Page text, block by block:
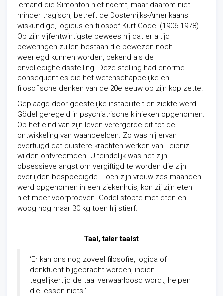
Iemand die Simonton niet noemt, maar daarom niet
minder tragisch, betreft de Oostenrijks-Amerikaans
wiskundige, logicus en filosoof Kurt Gödel (1906-1978).
Op zijn vijfentwintigste bewees hij dat er altijd
beweringen zullen bestaan die bewezen noch
weerlegd kunnen worden, bekend als de
onvolledigheidsstelling. Deze stelling had enorme
consequenties die het wetenschappelijke en
filosofische denken van de 20e eeuw op zijn kop zette.
Geplaagd door geestelijke instabiliteit en ziekte werd
Gödel geregeld in psychiatrische klinieken opgenomen.
Op het eind van zijn leven verergerde dit tot de
ontwikkeling van waanbeelden. Zo was hij ervan
overtuigd dat duistere krachten werken van Leibniz
wilden ontvreemden. Uiteindelijk was het zijn
obsessieve angst om vergiftigd te worden die zijn
overlijden bespoedigde. Toen zijn vrouw zes maanden
werd opgenomen in een ziekenhuis, kon zij zijn eten
niet meer voorproeven. Gödel stopte met eten en
woog nog maar 30 kg toen hij stierf.
Taal, taler taalst
‘Er kan ons nog zoveel filosofie, logica of
denktucht bijgebracht worden, indien
tegelijkertijd de taal verwaarloosd wordt, helpen
die lessen niets.’